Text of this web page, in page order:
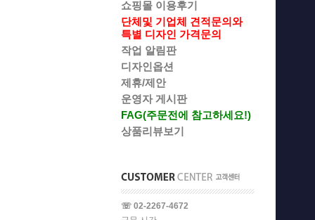
쇼핑몰 이용후기
단체및 기업체 견적문의와
특별 디자인 가격문의
작업 알림판
디자인옵션
제휴/제안
운영자 게시판
FAG(주문전에 참고하세요!)
상품리뷰보기
☏ 02-2267-4672